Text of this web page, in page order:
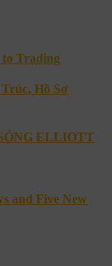
Trading
Hồ Sơ
ELLIOTT
and Five New